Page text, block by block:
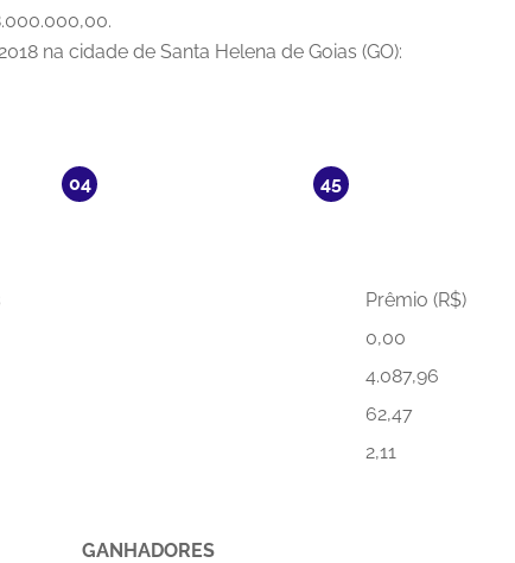
na cidade de Santa Helena de Goias (GO):
04 45
Prêmio (R$)
0,00
4.087,96
62,47
2,11
GANHADORES